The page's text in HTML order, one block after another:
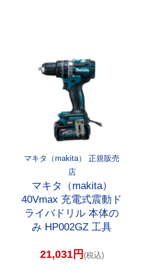
マキタ（makita） 正規販売
店
マキタ（makita）
40Vmax 充電式震動ド
ライバドリル 本体の
み HP002GZ 工具
21,031円 (税込)